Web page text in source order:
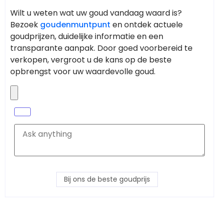
Wilt u weten wat uw goud vandaag waard is?
Bezoek goudenmuntpunt en ontdek actuele
goudprijzen, duidelijke informatie en een
transparante aanpak. Door goed voorbereid te
verkopen, vergroot u de kans op de beste
opbrengst voor uw waardevolle goud.
Bij ons de beste goudprijs